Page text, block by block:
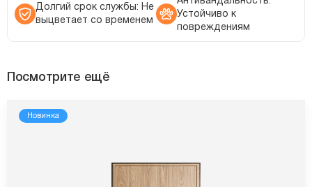
Долгий срок службы: Не
выцветает со временем
Устойчиво к
повреждениям
Посмотрите ещё
Новинка